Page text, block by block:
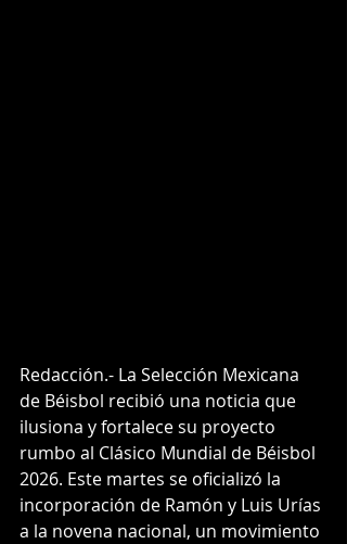
Redacción.- La Selección Mexicana
de Béisbol recibió una noticia que
ilusiona y fortalece su proyecto
rumbo al Clásico Mundial de Béisbol
2026. Este martes se oficializó la
incorporación de Ramón y Luis Urías
a la novena nacional, un movimiento